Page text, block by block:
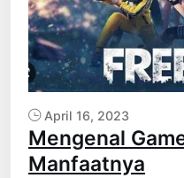
April 16, 2023
Mengenal
Manfaatnya